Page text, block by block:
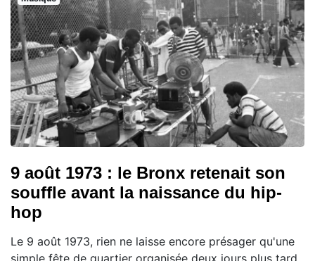
9 août 1973 : le Bronx retenait son
souffle avant la naissance du hip-
hop
Le 9 août 1973, rien ne laisse encore présager qu'une
simple fête de quartier organisée deux jours plus tard